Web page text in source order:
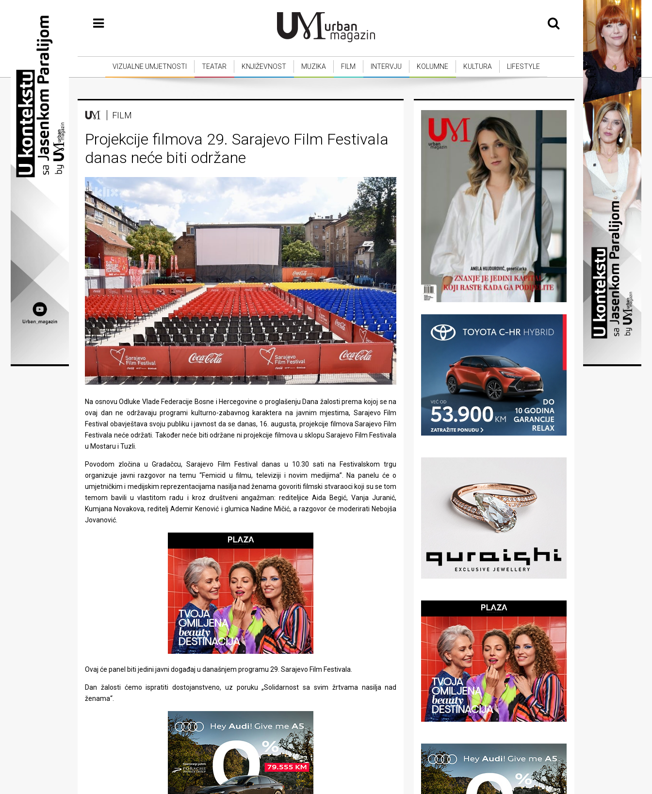
Vizualne
umjetnosti
Teatar
Književnost
Muzika
Film
Intervju
Kolumne
Lifestyle
Beauty
Zdravlje
stolom
u
VIZUALNE UMJETNOSTI TEATAR KNJIŽEVNOST MUZIKA FILM INTERVJU KOLUMNE KULTURA LIFESTYLE
FILM
Projekcije filmova 29. Sarajevo Film Festivala
danas neće biti održane
Na osnovu Odluke Vlade Federacije Bosne i Hercegovine o proglašenju Dana žalosti prema kojoj se na
ovaj dan ne održavaju programi kulturno-zabavnog karaktera na javnim mjestima, Sarajevo Film
Festival obavještava svoju publiku i javnost da se danas, 16. augusta, projekcije filmova Sarajevo Film
Festivala neće održati. Također neće biti održane ni projekcije filmova u sklopu Sarajevo Film Festivala
u Mostaru i Tuzli.
Povodom zločina u Gradačcu, Sarajevo Film Festival danas u 10.30 sati na Festivalskom trgu
organizuje javni razgovor na temu “Femicid u filmu, televiziji i novim medijima”. Na panelu će o
umjetničkim i medijskim reprezentacijama nasilja nad ženama govoriti filmski stvaraoci koji su se tom
temom bavili u vlastitom radu i kroz društveni angažman: rediteljice Aida Begić, Vanja Juranić,
Kumjana Novakova, reditelj Ademir Kenović i glumica Nadine Mičić, a razgovor će moderirati Nebojša
Jovanović.
Ovaj će panel biti jedini javni događaj u današnjem programu 29. Sarajevo Film Festivala.
Dan žalosti ćemo ispratiti dostojanstveno, uz poruku „Solidarnost sa svim žrtvama nasilja nad
ženama“.